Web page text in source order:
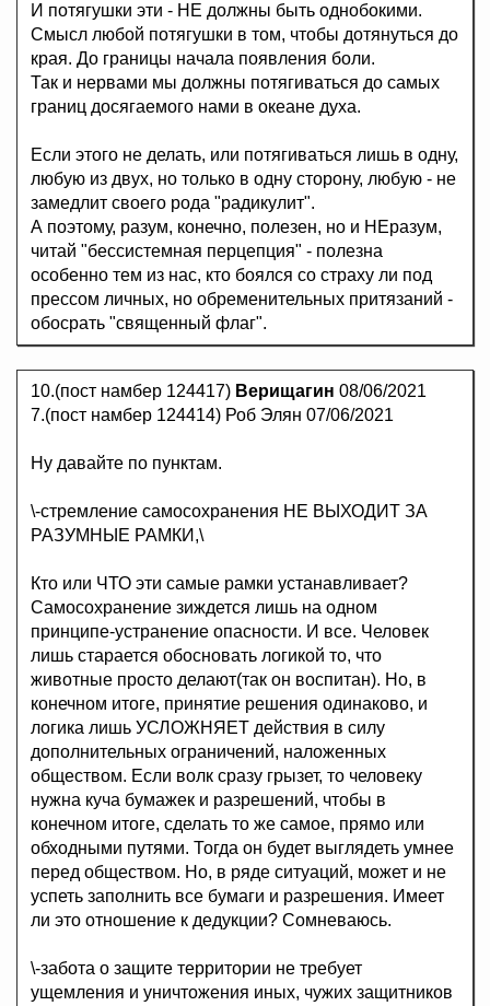
И потягушки эти - НЕ должны быть однобокими.
Смысл любой потягушки в том, чтобы дотянуться до
края. До границы начала появления боли.
Так и нервами мы должны потягиваться до самых
границ досягаемого нами в океане духа.
Если этого не делать, или потягиваться лишь в одну,
любую из двух, но только в одну сторону, любую - не
замедлит своего рода "радикулит".
А поэтому, разум, конечно, полезен, но и НЕразум,
читай "бессистемная перцепция" - полезна
особенно тем из нас, кто боялся со страху ли под
прессом личных, но обременительных притязаний -
обосрать "священный флаг".
10.(пост намбер 124417) Верищагин 08/06/2021
7.(пост намбер 124414) Роб Элян 07/06/2021
Ну давайте по пунктам.
\-стремление самосохранения НЕ ВЫХОДИТ ЗА
РАЗУМНЫЕ РАМКИ,\
Кто или ЧТО эти самые рамки устанавливает?
Самосохранение зиждется лишь на одном
принципе-устранение опасности. И все. Человек
лишь старается обосновать логикой то, что
животные просто делают(так он воспитан). Но, в
конечном итоге, принятие решения одинаково, и
логика лишь УСЛОЖНЯЕТ действия в силу
дополнительных ограничений, наложенных
обществом. Если волк сразу грызет, то человеку
нужна куча бумажек и разрешений, чтобы в
конечном итоге, сделать то же самое, прямо или
обходными путями. Тогда он будет выглядеть умнее
перед обществом. Но, в ряде ситуаций, может и не
успеть заполнить все бумаги и разрешения. Имеет
ли это отношение к дедукции? Сомневаюсь.
\-забота о защите территории не требует
ущемления и уничтожения иных, чужих защитников